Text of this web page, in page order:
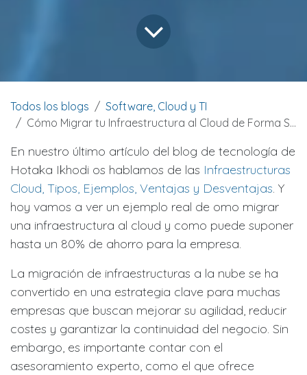
Todos los blogs
Software, Cloud y TI
Cómo Migrar tu Infraestructura al Cloud de Forma Segura y Eficiente
En nuestro último artículo del blog de tecnología de
Hotaka Ikhodi os hablamos de las Infraestructuras
Cloud, Tipos, Ejemplos, Ventajas y Desventajas. Y
hoy vamos a ver un ejemplo real de omo migrar
una infraestructura al cloud y como puede suponer
hasta un 80% de ahorro para la empresa.
La migración de infraestructuras a la nube se ha
convertido en una estrategia clave para muchas
empresas que buscan mejorar su agilidad, reducir
costes y garantizar la continuidad del negocio. Sin
embargo, es importante contar con el
asesoramiento experto, como el que ofrece